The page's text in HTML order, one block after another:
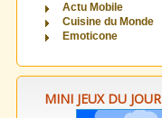
Actu Mobile
Cuisine du Monde
Emoticone
MINI JEUX DU JOUR